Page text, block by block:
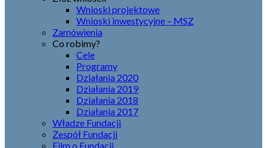
Wnioski projektowe
Wnioski inwestycyjne – MSZ
Zamówienia
Co robimy?
Cele
Programy
Działania 2020
Działania 2019
Działania 2018
Działania 2017
Władze Fundacji
Zespół Fundacji
Film o Fundacji